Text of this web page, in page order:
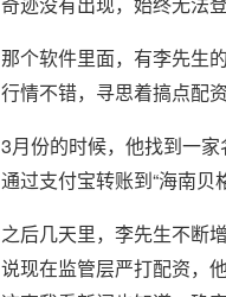
那个软件里面，有李先生
行情不错，寻思着搞点配
3月份的时候，他找到一
通过支付宝转账到“海南贝
之后几天里，李先生不断
说现在监管层严打配资，